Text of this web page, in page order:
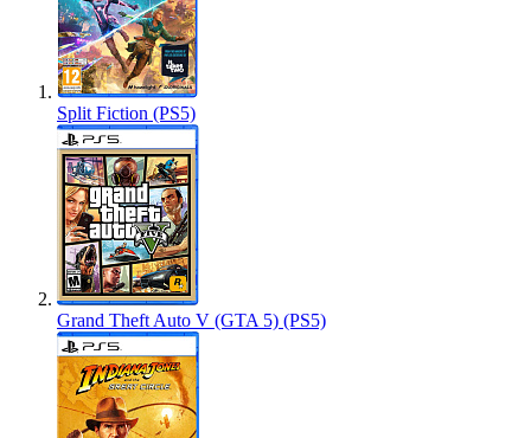
Split Fiction (PS5)
Grand Theft Auto V (GTA 5) (PS5)